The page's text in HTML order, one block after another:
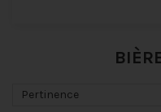
Pertinence